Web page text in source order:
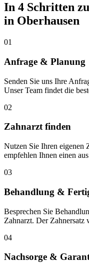
In 4 Schritten
in Oberhausen
01
Anfrage & Planung
Senden Sie uns Ihre
Unser Team findet die
02
Zahnarzt finden
Nutzen Sie Ihren eigenen
empfehlen Ihnen einen
03
Behandlung &
Besprechen Sie
Zahnarzt. Der
04
Nachsorge &